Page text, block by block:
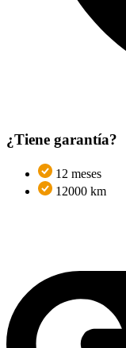
¿Tiene garantía?
12 meses
12000 km